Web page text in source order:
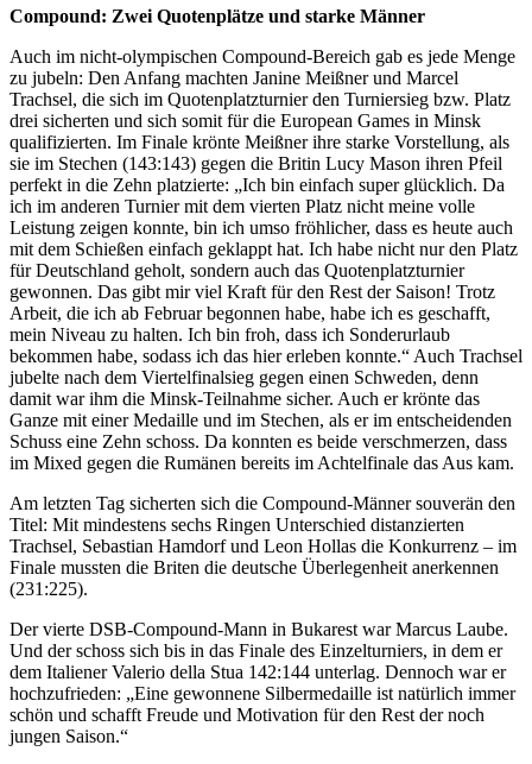
Compound: Zwei Quotenplätze und starke Männer
Auch im nicht-olympischen Compound-Bereich gab es jede Menge
zu jubeln: Den Anfang machten Janine Meißner und Marcel
Trachsel, die sich im Quotenplatzturnier den Turniersieg bzw. Platz
drei sicherten und sich somit für die European Games in Minsk
qualifizierten. Im Finale krönte Meißner ihre starke Vorstellung, als
sie im Stechen (143:143) gegen die Britin Lucy Mason ihren Pfeil
perfekt in die Zehn platzierte: „Ich bin einfach super glücklich. Da
ich im anderen Turnier mit dem vierten Platz nicht meine volle
Leistung zeigen konnte, bin ich umso fröhlicher, dass es heute auch
mit dem Schießen einfach geklappt hat. Ich habe nicht nur den Platz
für Deutschland geholt, sondern auch das Quotenplatzturnier
gewonnen. Das gibt mir viel Kraft für den Rest der Saison! Trotz
Arbeit, die ich ab Februar begonnen habe, habe ich es geschafft,
mein Niveau zu halten. Ich bin froh, dass ich Sonderurlaub
bekommen habe, sodass ich das hier erleben konnte.“ Auch Trachsel
jubelte nach dem Viertelfinalsieg gegen einen Schweden, denn
damit war ihm die Minsk-Teilnahme sicher. Auch er krönte das
Ganze mit einer Medaille und im Stechen, als er im entscheidenden
Schuss eine Zehn schoss. Da konnten es beide verschmerzen, dass
im Mixed gegen die Rumänen bereits im Achtelfinale das Aus kam.
Am letzten Tag sicherten sich die Compound-Männer souverän den
Titel: Mit mindestens sechs Ringen Unterschied distanzierten
Trachsel, Sebastian Hamdorf und Leon Hollas die Konkurrenz – im
Finale mussten die Briten die deutsche Überlegenheit anerkennen
(231:225).
Der vierte DSB-Compound-Mann in Bukarest war Marcus Laube.
Und der schoss sich bis in das Finale des Einzelturniers, in dem er
dem Italiener Valerio della Stua 142:144 unterlag. Dennoch war er
hochzufrieden: „Eine gewonnene Silbermedaille ist natürlich immer
schön und schafft Freude und Motivation für den Rest der noch
jungen Saison.“